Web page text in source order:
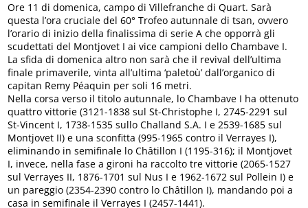
Ore 11 di domenica, campo di Villefranche di Quart. Sarà
questa l’ora cruciale del 60° Trofeo autunnale di tsan, ovvero
l’orario di inizio della finalissima di serie A che opporrà gli
scudettati del Montjovet I ai vice campioni dello Chambave I.
La sfida di domenica altro non sarà che il revival dell’ultima
finale primaverile, vinta all’ultima ‘paletoù’ dall’organico di
capitan Remy Péaquin per soli 16 metri.
Nella corsa verso il titolo autunnale, lo Chambave I ha ottenuto
quattro vittorie (3121-1838 sul St-Christophe I, 2745-2291 sul
St-Vincent I, 1738-1535 sullo Challand S.A. I e 2539-1685 sul
Montjovet II) e una sconfitta (995-1965 contro il Verrayes I),
eliminando in semifinale lo Châtillon I (1195-316); il Montjovet
I, invece, nella fase a gironi ha raccolto tre vittorie (2065-1527
sul Verrayes II, 1876-1701 sul Nus I e 1962-1672 sul Pollein I) e
un pareggio (2354-2390 contro lo Châtillon I), mandando poi a
casa in semifinale il Verrayes I (2457-1441).